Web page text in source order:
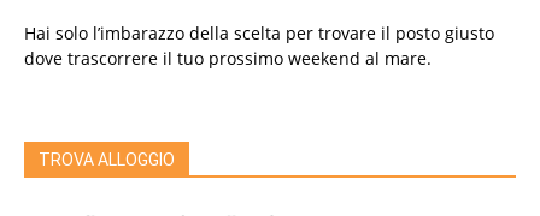
Hai solo l’imbarazzo della scelta per trovare il posto giusto
dove trascorrere il tuo prossimo weekend al mare.
TROVA ALLOGGIO